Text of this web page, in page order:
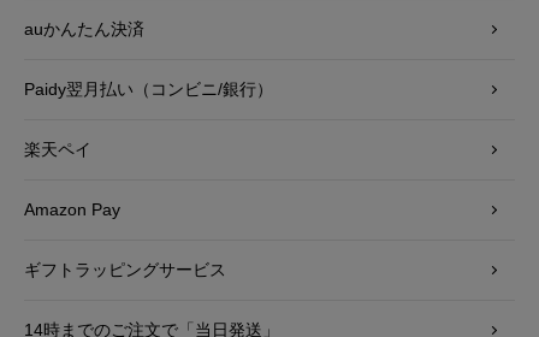
auかんたん決済
Paidy翌月払い（コンビニ/銀行）
楽天ペイ
Amazon Pay
ギフトラッピングサービス
14時までのご注文で「当日発送」